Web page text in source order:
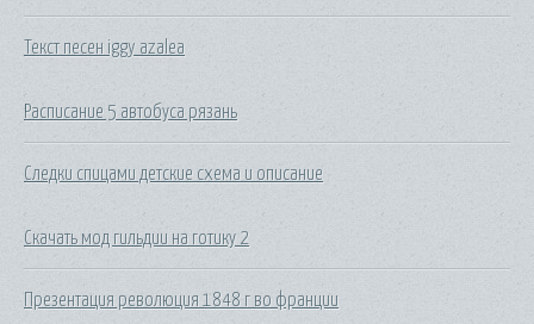
Текст песен iggy azalea
Расписание 5 автобуса рязань
Следки спицами детские схема и описание
Скачать мод гильдии на готику 2
Презентация революция 1848 г во франции